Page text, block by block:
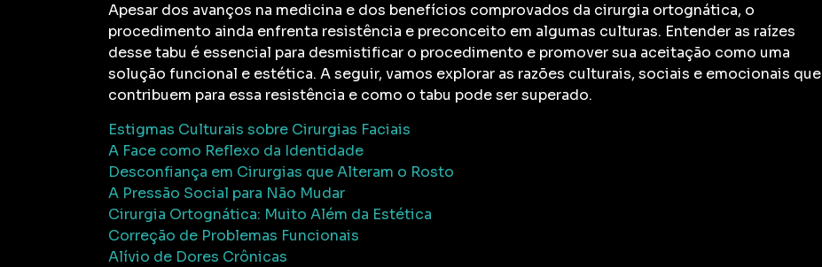
Apesar dos avanços na medicina e dos benefícios comprovados da cirurgia ortognática, o
procedimento ainda enfrenta resistência e preconceito em algumas culturas. Entender as raízes
desse tabu é essencial para desmistificar o procedimento e promover sua aceitação como uma
solução funcional e estética. A seguir, vamos explorar as razões culturais, sociais e emocionais que
contribuem para essa resistência e como o tabu pode ser superado.
Estigmas Culturais sobre Cirurgias Faciais
A Face como Reflexo da Identidade
Desconfiança em Cirurgias que Alteram o Rosto
A Pressão Social para Não Mudar
Cirurgia Ortognática: Muito Além da Estética
Correção de Problemas Funcionais
Alívio de Dores Crônicas